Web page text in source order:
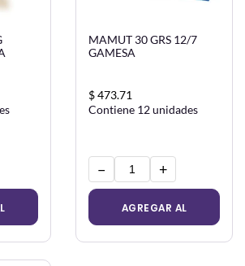
MAMUT 30 GRS 12/7
GAMESA
$ 473.71
Contiene 12 unidades
− +
AGREGAR AL
CARRITO